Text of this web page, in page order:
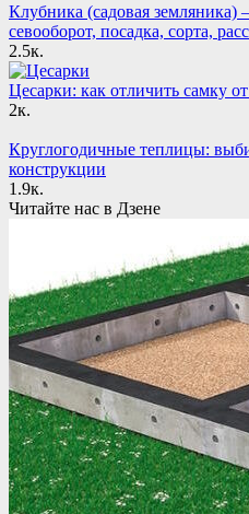
Клубника (садовая земляника)
севооборот, посадка, сорта,
2.5к.
Цесарки: как отличить самку
2к.
Круглогодичные теплицы:
конструкции
1.9к.
Читайте нас в Дзене